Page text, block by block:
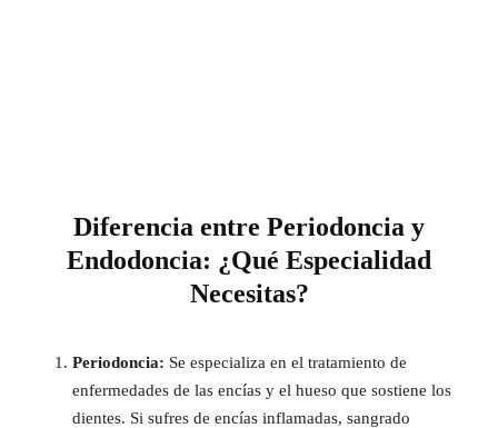
Diferencia entre Periodoncia y
Endodoncia: ¿Qué Especialidad
Necesitas?
Periodoncia: Se especializa en el tratamiento de
enfermedades de las encías y el hueso que sostiene los
dientes. Si sufres de encías inflamadas, sangrado